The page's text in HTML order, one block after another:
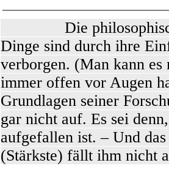
Die philosophisch
Dinge sind durch ihre
verborgen. (Man kann
immer offen vor Augen
Grundlagen seiner
gar nicht auf. Es sei
aufgefallen ist. – Und
(Stärkste) fällt ihm nicht